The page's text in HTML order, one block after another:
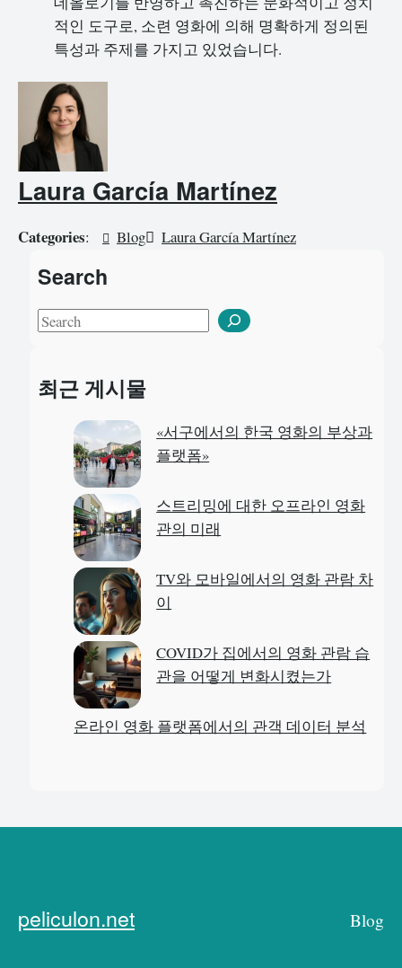
적인 도구로, 소련 영화에 의해 명확하게 정의된
특성과 주제를 가지고 있었습니다.
Laura García Martínez
Categories: Blog Laura García Martínez
Search
S
r
최근 게시물
«서구에서의 한국 영화의 부상과
플랫폼»
스트리밍에 대한 오프라인 영화
관의 미래
TV와 모바일에서의 영화 관람 차
이
COVID가 집에서의 영화 관람 습
관을 어떻게 변화시켰는가
온라인 영화 플랫폼에서의 관객 데이터 분석
peliculon.net Blog